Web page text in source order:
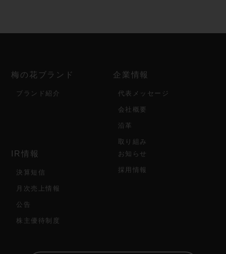
梅の花ブランド
ブランド紹介
企業情報
代表メッセージ
会社概要
沿革
取り組み
IR情報
決算短信
月次売上情報
公告
株主優待制度
お知らせ
採用情報